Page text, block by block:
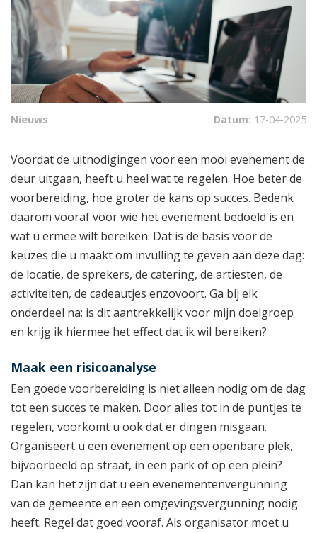
Nieuws Datum: 17-04-2025
Voordat de uitnodigingen voor een mooi evenement de
deur uitgaan, heeft u heel wat te regelen. Hoe beter de
voorbereiding, hoe groter de kans op succes. Bedenk
daarom vooraf voor wie het evenement bedoeld is en
wat u ermee wilt bereiken. Dat is de basis voor de
keuzes die u maakt om invulling te geven aan deze dag:
de locatie, de sprekers, de catering, de artiesten, de
activiteiten, de cadeautjes enzovoort. Ga bij elk
onderdeel na: is dit aantrekkelijk voor mijn doelgroep
en krijg ik hiermee het effect dat ik wil bereiken?
Maak een risicoanalyse
Een goede voorbereiding is niet alleen nodig om de dag
tot een succes te maken. Door alles tot in de puntjes te
regelen, voorkomt u ook dat er dingen misgaan.
Organiseert u een evenement op een openbare plek,
bijvoorbeeld op straat, in een park of op een plein?
Dan kan het zijn dat u een evenementenvergunning
van de gemeente en een omgevingsvergunning nodig
heeft. Regel dat goed vooraf. Als organisator moet u